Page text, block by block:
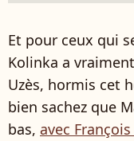
Et pour ceux qui
Kolinka a
Uzès, hormis cet
bien sachez que
bas, avec